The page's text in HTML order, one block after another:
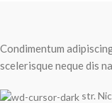
Condimentum
scelerisque neque dis
str.